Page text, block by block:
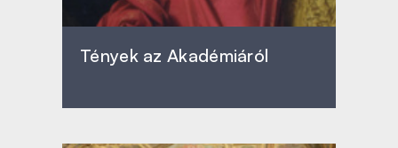
Tények az Akadémiáról